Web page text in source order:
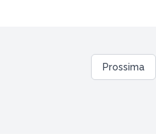
Prossima